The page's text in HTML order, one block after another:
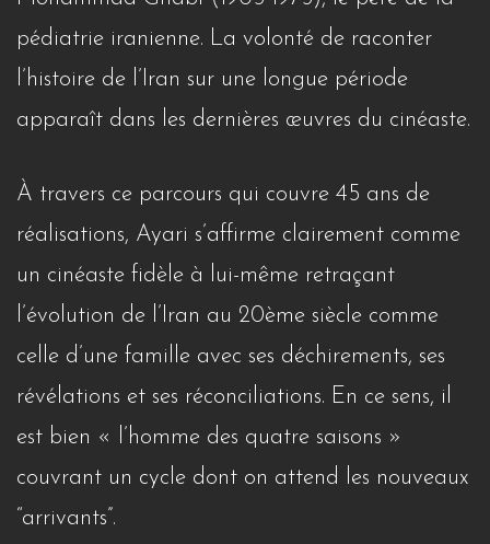
pédiatrie iranienne. La volonté de raconter
l’histoire de l’Iran sur une longue période
apparaît dans les dernières œuvres du cinéaste.
À travers ce parcours qui couvre 45 ans de
réalisations, Ayari s’affirme clairement comme
un cinéaste fidèle à lui-même retraçant
l’évolution de l’Iran au 20ème siècle comme
celle d’une famille avec ses déchirements, ses
révélations et ses réconciliations. En ce sens, il
est bien « l’homme des quatre saisons »
couvrant un cycle dont on attend les nouveaux
“arrivants”.